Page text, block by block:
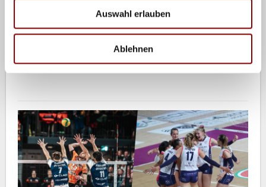
Auswahl erlauben
Ablehnen
Das passiert diese Woche!